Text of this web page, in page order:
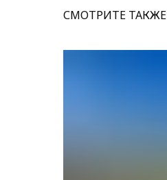
СМОТРИТЕ ТАКЖЕ